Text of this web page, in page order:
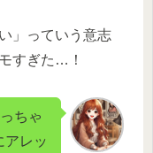
」っていう意志
すぎた…！
ちゃ
レッ